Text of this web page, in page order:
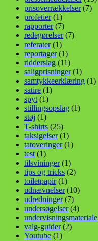
prisoverrækkelser(7)
profetier(1)
rapporter(7)
redegørelser(7)
referater(1)
reportager(1)
ridderslag (11)
saligprisninger(1)
samtykkeerklæring (1)
satire (1)
spyt (1)
stillingsopslag (1)
støj (1)
T-shirts (25)
taksigelser(1)
tatoveringer(1)
test (1)
tilsvininger(1)
tips og tricks (2)
toiletpapir(1)
udnævnelser(10)
udredninger(7)
undersøgelser(4)
undervisningsmateriale
valg-guider(2)
Youtube (1)